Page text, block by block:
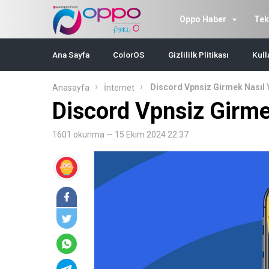
Oppo Haber
Ana Sayfa ColorOS Gizlililk Plitikası
Anasayfa İnternet Discord Vpnsiz Girmek Nasıl
Discord Vpnsiz
1601 okunma — 15 Ekim 2024 22:37